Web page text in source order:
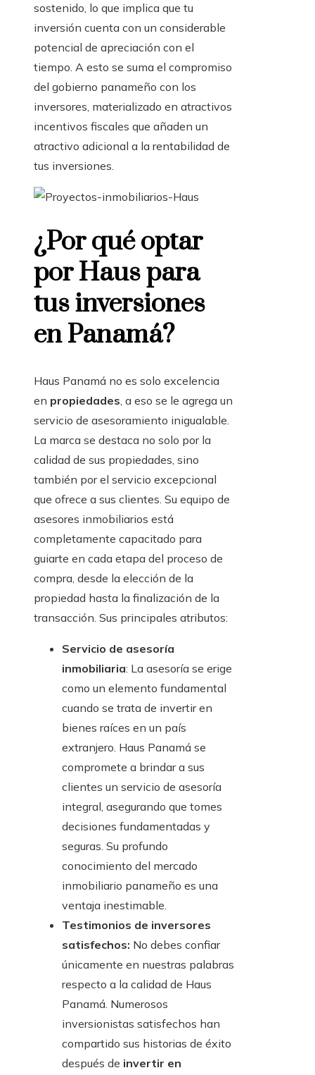
sostenido, lo que implica que tu
inversión cuenta con un considerable
potencial de apreciación con el
tiempo. A esto se suma el compromiso
del gobierno panameño con los
inversores, materializado en atractivos
incentivos fiscales que añaden un
atractivo adicional a la rentabilidad de
tus inversiones.
¿Por qué optar
por Haus para
tus inversiones
en Panamá?
Haus Panamá no es solo excelencia
en propiedades , a eso se le agrega un
servicio de asesoramiento inigualable.
La marca se destaca no solo por la
calidad de sus propiedades, sino
también por el servicio excepcional
que ofrece a sus clientes. Su equipo de
asesores inmobiliarios está
completamente capacitado para
guiarte en cada etapa del proceso de
compra, desde la elección de la
propiedad hasta la finalización de la
transacción. Sus principales atributos:
Servicio de asesoría
inmobiliaria: La asesoría se erige
como un elemento fundamental
cuando se trata de invertir en
bienes raíces en un país
extranjero. Haus Panamá se
compromete a brindar a sus
clientes un servicio de asesoría
integral, asegurando que tomes
decisiones fundamentadas y
seguras. Su profundo
conocimiento del mercado
inmobiliario panameño es una
ventaja inestimable.
Testimonios de inversores
satisfechos: No debes confiar
únicamente en nuestras palabras
respecto a la calidad de Haus
Panamá. Numerosos
inversionistas satisfechos han
compartido sus historias de éxito
después de invertir en